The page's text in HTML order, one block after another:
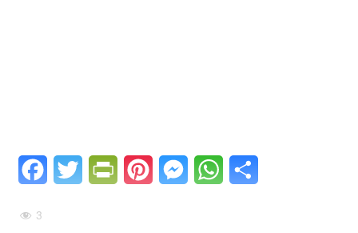
FacebookTwitter PrintFriendly
PinterestMessengerWhatsApp
3